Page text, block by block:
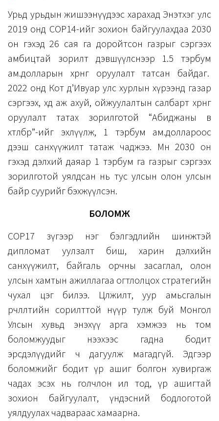
Урьд урьдын жишээнүүдээс харахад Энэтхэг улс
2019 онд COP14-ийг зохион байгуулахдаа 2030
он гэхэд 26 сая га доройтсон газрыг сэргээх
амбицтай зорилт дэвшүүлснээр 1.5 тэрбум
ам.долларын хөрөнгө оруулалт татсан байдаг.
2022 онд Кот д’Ивуар улс хурлын хүрээнд газар
сэргээх, хөдөө аж ахуй, ойжуулалтын салбарт хөрөнгө
оруулалт татах зорилготой “Абиджаны өв
хөтөлбөр”-ийг эхлүүлж, 1 тэрбум ам.доллароос
дээш санхүүжилт татаж чаджээ. Мөн 2030 он
гэхэд дэлхий даяар 1 тэрбум га газрыг сэргээх
зорилготой уялдсан нь тус улсын олон улсын
байр суурийг бэхжүүлсэн.
БОЛОМЖ
COP17 зүгээр нэг бэлгэдлийн шинжтэй
дипломат уулзалт биш, харин дэлхийн
санхүүжилт, байгаль орчны засаглал, олон
улсын хамтын ажиллагаа огтлолцох стратегийн
чухал цэг билээ. Цөлжилт, уур амьсгалын
өөрчлөлтийн сорилттой нүүр тулж буй Монгол
Улсын хувьд энэхүү арга хэмжээ нь том
боломжуудыг нээхээс гадна бодит
эрсдэлүүдийг ч дагуулж магадгүй. Эдгээр
боломжийг бодит үр ашиг болгон хувиргаж
чадах эсэх нь голчлон ил тод, үр ашигтай
зохион байгуулалт, үндэсний бодлоготой
уялдуулах чадвараас хамаарна.